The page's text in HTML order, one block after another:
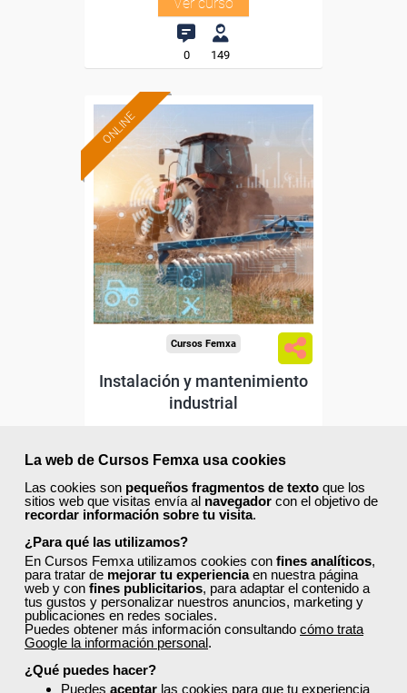
La web de Cursos Femxa usa cookies
Las cookies son pequeños fragmentos de texto que los
sitios web que visitas envía al navegador con el objetivo de
recordar información sobre tu visita.
¿Para qué las utilizamos?
En Cursos Femxa utilizamos cookies con fines analíticos,
para tratar de mejorar tu experienciaen nuestra página
web y con fines publicitarios, para adaptar el contenido a
tus gustos y personalizar nuestros anuncios, marketing y
publicaciones en redes sociales.
Puedes obtener más información consultando cómo trata
Google la información personal.
¿Qué puedes hacer?
Puedes aceptar las cookies para que tu experiencia
0 149
ONLINE
Formación 100%
subvencionada.
Para desempleados,
trabajadores y autónomos.
Sector
-Agricultura y Ganadería.
Cursos Femxa
Instalación y mantenimiento
industrial
Curso Gratuito
Online (toda España)
Ver curso
0 91
ONLINE